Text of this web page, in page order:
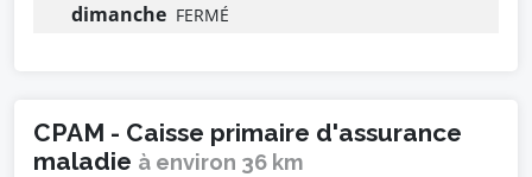
dimanche FERMÉ
CPAM - Caisse primaire d'assurance
maladie à environ 36 km